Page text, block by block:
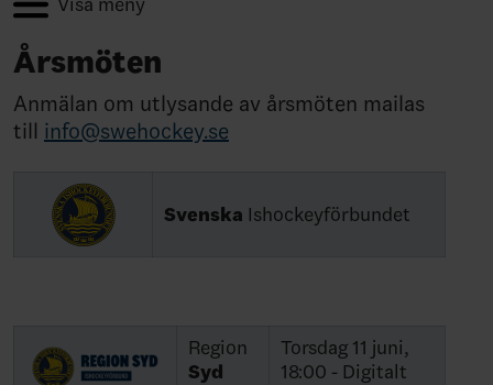
Årsmöten
Anmälan om utlysande av årsmöten mailas
till info@swehockey.se
Svenska Ishockeyförbundet
Region
Syd
Torsdag 11 juni,
18:00 - Digitalt